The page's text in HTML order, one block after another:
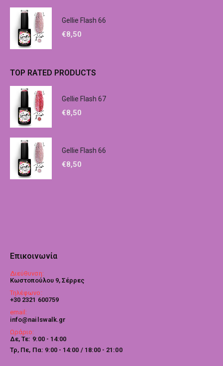
Gellie Flash 66
€8,50
TOP RATED PRODUCTS
Gellie Flash 67
€8,50
Gellie Flash 66
€8,50
Επικοινωνία
Διεύθυνση:
Κωστοπούλου 9, Σέρρες
Τηλέφωνο:
+30 2321 600759
email:
info@nailswalk.gr
Ωράριο:
Δε, Τε: 9:00 - 14:00
Τρ, Πε, Πα: 9:00 - 14:00 / 18:00 - 21:00